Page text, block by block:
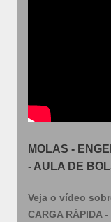
que garante a
clientes.
MOLAS -
- AULA DE
Veja o vídeo
CARGA RÁPIDA